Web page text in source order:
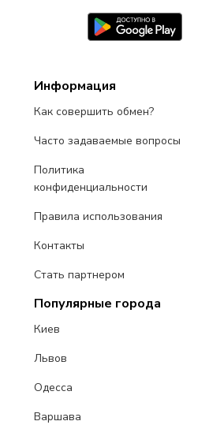
Информация
Как совершить обмен?
Часто задаваемые вопросы
Политика
конфиденциальности
Правила использования
Контакты
Стать партнером
Популярные города
Киев
Львов
Одесса
Варшава